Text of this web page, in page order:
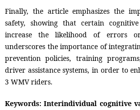
Finally, the article emphasizes the
safety, showing that certain
increase the likelihood of errors
underscores the importance of
prevention policies, training
driver assistance systems, in order to
3 WMV riders.
Keywords: Interindividual cognitive